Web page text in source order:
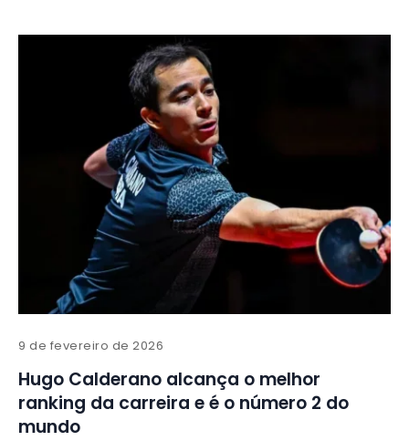
9 de fevereiro de 2026
Hugo Calderano alcança o melhor
ranking da carreira e é o número 2 do
mundo